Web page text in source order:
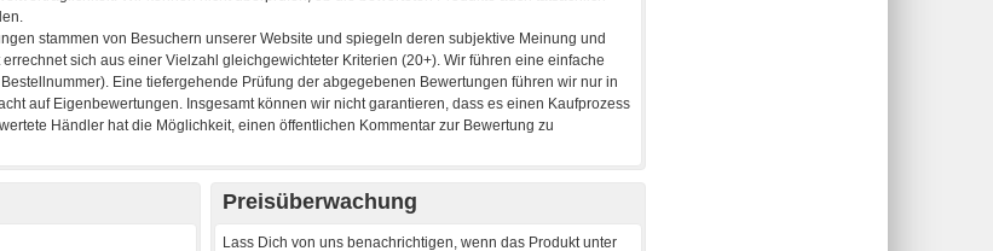
Preisüberwachung
Lass Dich von uns benachrichtigen, wenn das Produkt unter